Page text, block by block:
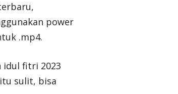
power
.mp4.
idul fitri 2023
sulit, bisa